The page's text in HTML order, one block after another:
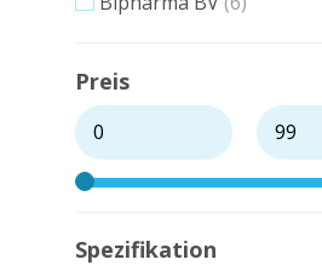
Preis
Spezifikation